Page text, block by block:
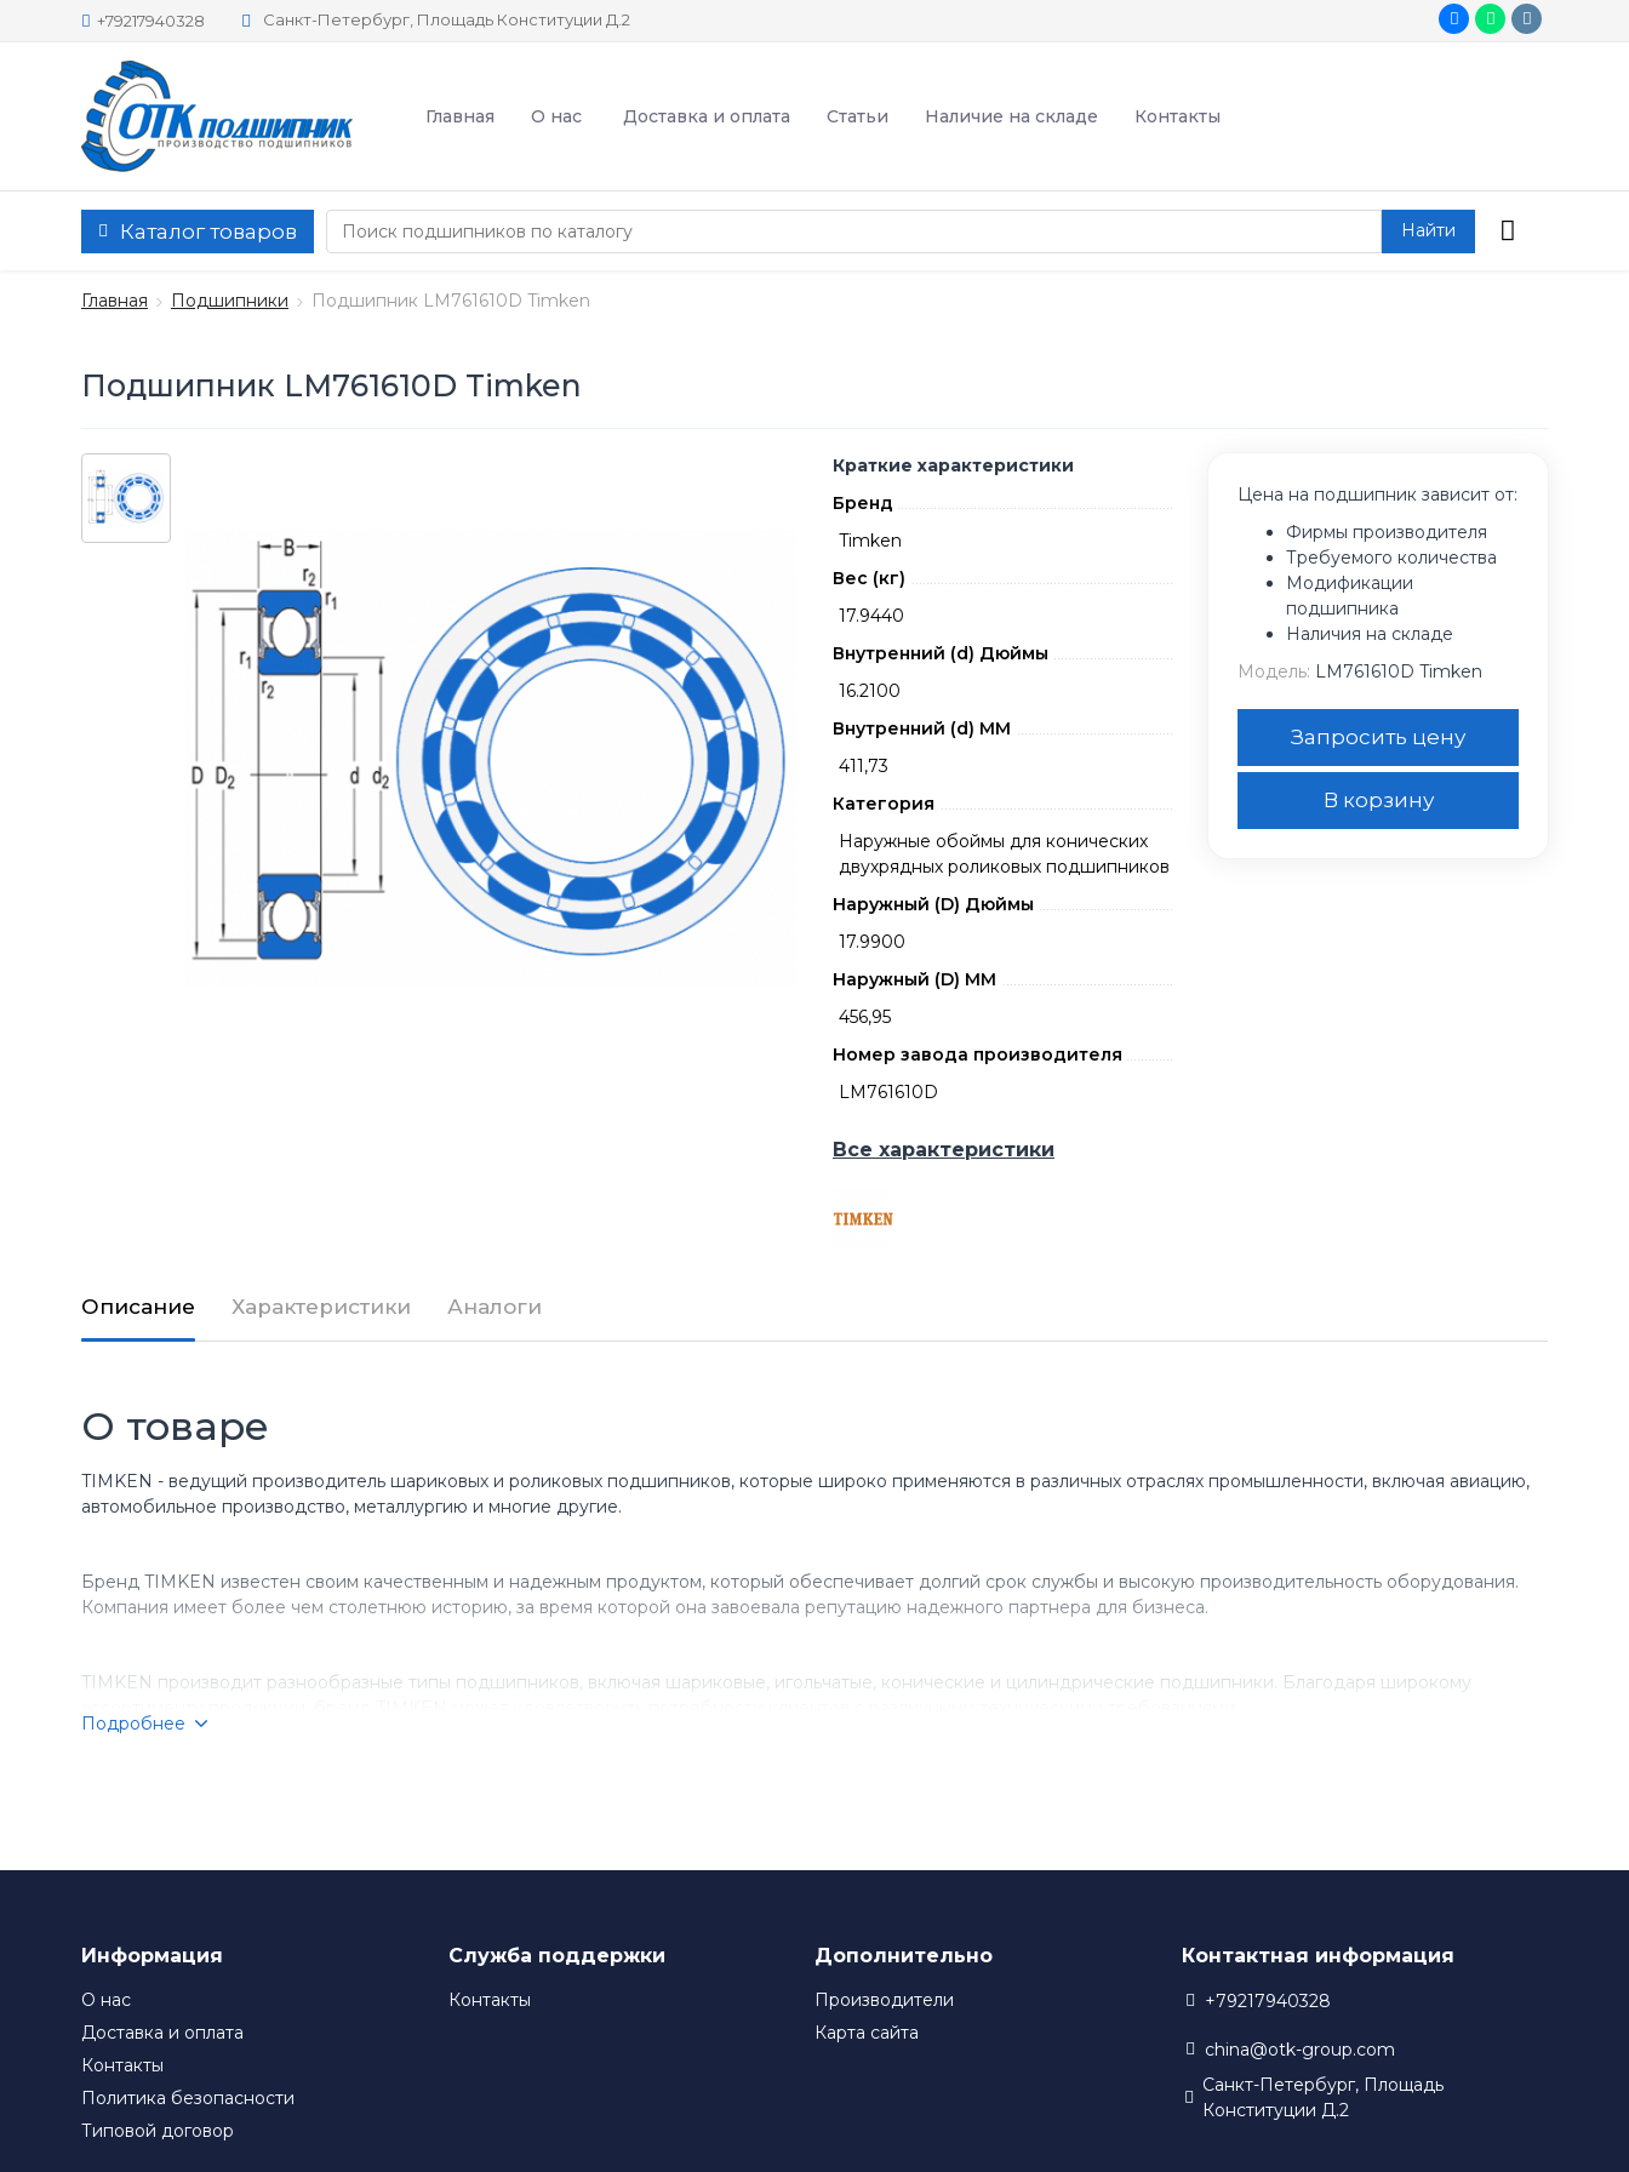
+79217940328 Санкт-Петербург, Площадь Конституции Д.2
Главная О нас Доставка и оплата Статьи Наличие на складе Контакты
Каталог товаров Найти
Главная Подшипники Подшипник LM761610D Timken
Подшипник LM761610D Timken
Краткие характеристики
Бренд
Timken
Вес (кг)
17.9440
Внутренний (d) Дюймы
16.2100
Внутренний (d) ММ
411,73
Категория
Наружные обоймы для конических
двухрядных роликовых подшипников
Наружный (D) Дюймы
17.9900
Наружный (D) ММ
456,95
Номер завода производителя
LM761610D
Все характеристики
Цена на подшипник зависит от:
Фирмы производителя
Требуемого количества
Модификации
подшипника
Наличия на складе
Модель: LM761610D Timken
Запросить цену
В корзину
Описание Характеристики Аналоги
О товаре
TIMKEN - ведущий производитель шариковых и роликовых подшипников, которые широко применяются в различных отраслях промышленности, включая авиацию,
автомобильное производство, металлургию и многие другие.
Бренд TIMKEN известен своим качественным и надежным продуктом, который обеспечивает долгий срок службы и высокую производительность оборудования.
Компания имеет более чем столетнюю историю, за время которой она завоевала репутацию надежного партнера для бизнеса.
TIMKEN производит разнообразные типы подшипников, включая шариковые, игольчатые, конические и цилиндрические подшипники. Благодаря широкому
Подробнее
Информация
О нас
Доставка и оплата
Контакты
Политика безопасности
Типовой договор
Служба поддержки
Контакты
Дополнительно
Производители
Карта сайта
Контактная информация
+79217940328
china@otk-group.com
Санкт-Петербург, Площадь
Конституции Д.2